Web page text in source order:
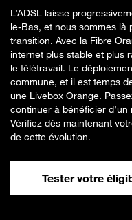
L’ADSL laisse
le-Bas, et nous sommes
transition. Avec la Fibre
internet plus stable et plus
le télétravail. Le
commune, et il est temps
une Livebox Orange.
continuer à bénéficier
Vérifiez dès maintenant
de cette évolution.
Tester votre